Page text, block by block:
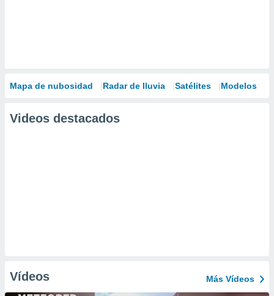
Mapa de nubosidad Radar de lluvia Satélites Modelos
Videos destacados
Vídeos Más Vídeos